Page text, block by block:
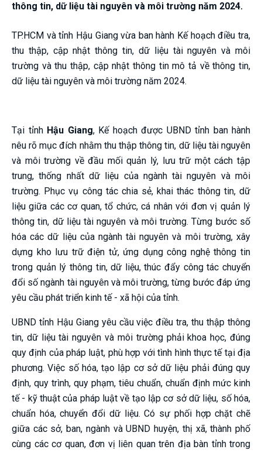
thông tin, dữ liệu tài nguyên và môi trường năm 2024.
TP.HCM và tỉnh Hậu Giang vừa ban hành Kế hoạch điều tra,
thu thập, cập nhật thông tin, dữ liệu tài nguyên và môi
trường và thu thập, cập nhật thông tin mô tả về thông tin,
dữ liệu tài nguyên và môi trường năm 2024.
Tại tỉnh Hậu Giang, Kế hoạch được UBND tỉnh ban hành
nêu rõ mục đích nhằm thu thập thông tin, dữ liệu tài nguyên
và môi trường về đầu mối quản lý, lưu trữ một cách tập
trung, thống nhất dữ liệu của ngành tài nguyên và môi
trường. Phục vụ công tác chia sẻ, khai thác thông tin, dữ
liệu giữa các cơ quan, tổ chức, cá nhân với đơn vị quản lý
thông tin, dữ liệu tài nguyên và môi trường. Từng bước số
hóa các dữ liệu của ngành tài nguyên và môi trường, xây
dựng kho lưu trữ điện tử, ứng dụng công nghệ thông tin
trong quản lý thông tin, dữ liệu, thúc đẩy công tác chuyển
đổi số ngành tài nguyên và môi trường, từng bước đáp ứng
yêu cầu phát triển kinh tế - xã hội của tỉnh.
UBND tỉnh Hậu Giang yêu cầu việc điều tra, thu thập thông
tin, dữ liệu tài nguyên và môi trường phải khoa học, đúng
quy định của pháp luật, phù hợp với tình hình thực tế tại địa
phương. Việc số hóa, tạo lập cơ sở dữ liệu phải đúng quy
định, quy trình, quy phạm, tiêu chuẩn, chuẩn định mức kinh
tế - kỹ thuật của pháp luật về tạo lập cơ sở dữ liệu, số hóa,
chuẩn hóa, chuyển đổi dữ liệu. Có sự phối hợp chặt chẽ
giữa các sở, ban, ngành và UBND huyện, thị xã, thành phố
cùng các cơ quan, đơn vị liên quan trên địa bàn tỉnh trong